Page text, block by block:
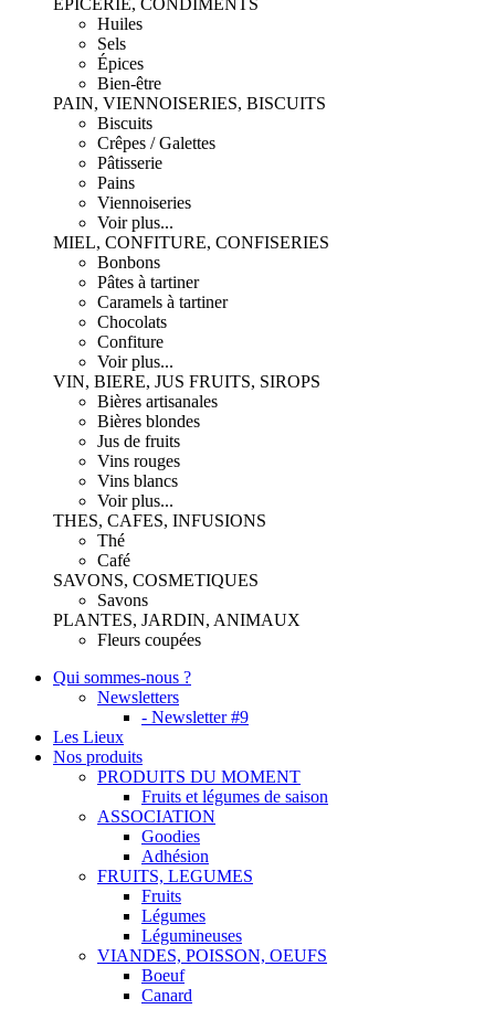
EPICERIE, CONDIMENTS
Huiles
Sels
Épices
Bien-être
PAIN, VIENNOISERIES, BISCUITS
Biscuits
Crêpes / Galettes
Pâtisserie
Pains
Viennoiseries
Voir plus...
MIEL, CONFITURE, CONFISERIES
Bonbons
Pâtes à tartiner
Caramels à tartiner
Chocolats
Confiture
Voir plus...
VIN, BIERE, JUS FRUITS, SIROPS
Bières artisanales
Bières blondes
Jus de fruits
Vins rouges
Vins blancs
Voir plus...
THES, CAFES, INFUSIONS
Thé
Café
SAVONS, COSMETIQUES
Savons
PLANTES, JARDIN, ANIMAUX
Fleurs coupées
Qui sommes-nous ?
Newsletters
- Newsletter #9
Les Lieux
Nos produits
PRODUITS DU MOMENT
Fruits et légumes de saison
ASSOCIATION
Goodies
Adhésion
FRUITS, LEGUMES
Fruits
Légumes
Légumineuses
VIANDES, POISSON, OEUFS
Boeuf
Canard